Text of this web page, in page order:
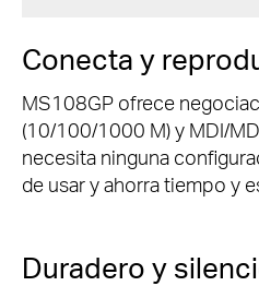
Conecta y
MS108GP ofrece
(10/100/1000 M) y MDI/
necesita ninguna
de usar y ahorra tiempo y
Duradero y